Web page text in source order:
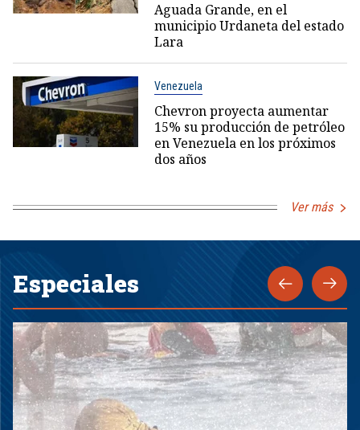
Aguada Grande, en el
municipio Urdaneta del estado
Lara
Venezuela
Chevron proyecta aumentar
15% su producción de petróleo
en Venezuela en los próximos
dos años
Ver más
Especiales